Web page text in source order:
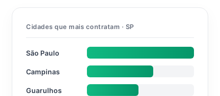
Cidades que mais contratam · SP
São Paulo
Campinas
Guarulhos